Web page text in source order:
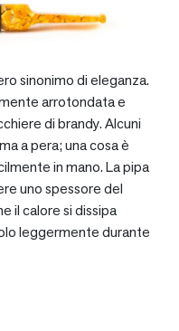
sinonimo di eleganza.
arrotondata e
di brandy. Alcuni
a pera; una cosa è
in mano. La pipa
uno spessore del
il calore si dissipa
leggermente durante